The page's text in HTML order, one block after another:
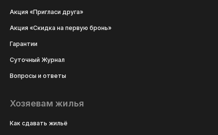
Акция «Пригласи друга»
Акция «Скидка на первую бронь»
Гарантии
Суточный Журнал
Вопросы и ответы
Хозяевам жилья
Как сдавать жильё